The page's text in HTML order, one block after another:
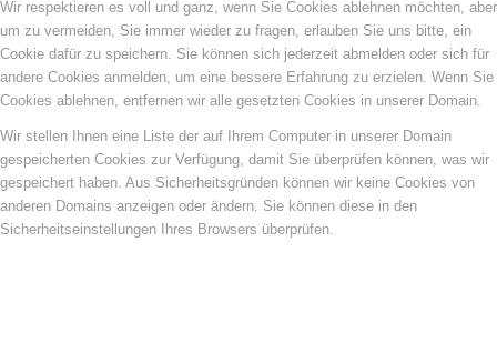
Wir respektieren es voll und ganz, wenn Sie Cookies ablehnen möchten, aber
um zu vermeiden, Sie immer wieder zu fragen, erlauben Sie uns bitte, ein
Cookie dafür zu speichern. Sie können sich jederzeit abmelden oder sich für
andere Cookies anmelden, um eine bessere Erfahrung zu erzielen. Wenn Sie
Cookies ablehnen, entfernen wir alle gesetzten Cookies in unserer Domain.
Wir stellen Ihnen eine Liste der auf Ihrem Computer in unserer Domain
gespeicherten Cookies zur Verfügung, damit Sie überprüfen können, was wir
gespeichert haben. Aus Sicherheitsgründen können wir keine Cookies von
anderen Domains anzeigen oder ändern. Sie können diese in den
Sicherheitseinstellungen Ihres Browsers überprüfen.